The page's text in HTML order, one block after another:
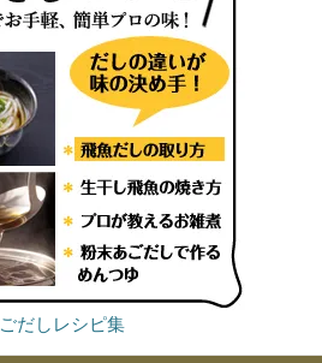
だしレシピ集